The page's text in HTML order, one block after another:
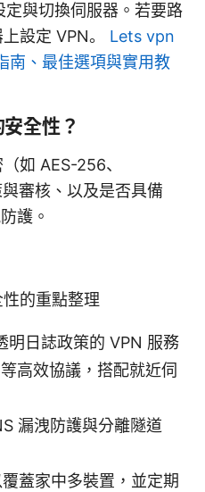
定與切換伺服器。若要路
設定 VPN。 Lets vpn
、最佳選項與實用教
全性？
如 AES-256、
審核、以及是否具備
護。
的重點整理
明日誌政策的 VPN 服務
高效協議，搭配就近伺
漏洩防護與分離隧道
蓋家中多裝置，並定期